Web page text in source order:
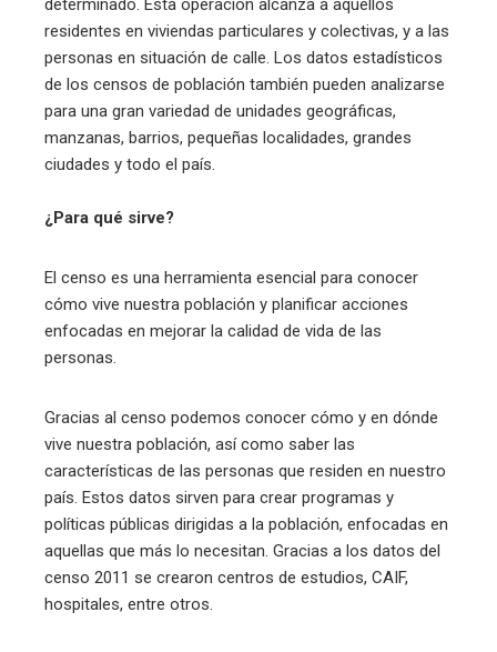
determinado. Esta operación alcanza a aquellos
residentes en viviendas particulares y colectivas, y a las
personas en situación de calle. Los datos estadísticos
de los censos de población también pueden analizarse
para una gran variedad de unidades geográficas,
manzanas, barrios, pequeñas localidades, grandes
ciudades y todo el país.
¿Para qué sirve?
El censo es una herramienta esencial para conocer
cómo vive nuestra población y planificar acciones
enfocadas en mejorar la calidad de vida de las
personas.
Gracias al censo podemos conocer cómo y en dónde
vive nuestra población, así como saber las
características de las personas que residen en nuestro
país. Estos datos sirven para crear programas y
políticas públicas dirigidas a la población, enfocadas en
aquellas que más lo necesitan. Gracias a los datos del
censo 2011 se crearon centros de estudios, CAIF,
hospitales, entre otros.